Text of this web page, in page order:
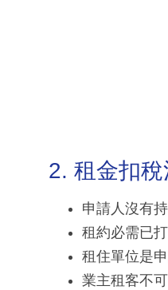
2. 租金扣
申請人沒有
租約必需已
租住單位是
業主租客不